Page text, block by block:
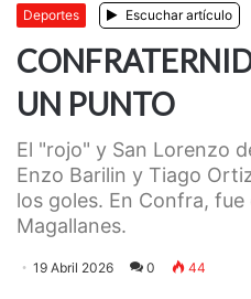
Deportes Escuchar artículo
UN PUNTO
El "rojo" y San Lorenzo
Enzo Barilin y Tiago
los goles. En Confra,
Magallanes.
19 Abril 2026 0 44